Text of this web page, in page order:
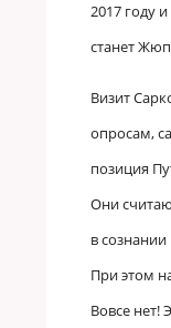
2017 году
станет
Визит
опросам,
позиция
Они
в
При этом
Вовсе нет!